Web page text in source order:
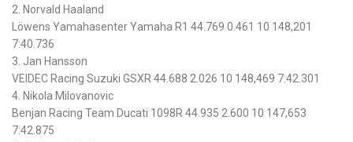
2. Norvald Haaland
Löwens Yamahasenter Yamaha R1 44.769 0.461 10 148,201
7:40.736
3. Jan Hansson
VEIDEC Racing Suzuki GSXR 44.688 2.026 10 148,469 7:42.301
4. Nikola Milovanovic
Benjan Racing Team Ducati 1098R 44.935 2.600 10 147,653
7:42.875